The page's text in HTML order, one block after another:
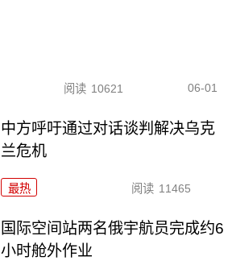
阅读 10621 06-01
中方呼吁通过对话谈判解决乌克
兰危机
最热 阅读 11465
国际空间站两名俄宇航员完成约6
小时舱外作业